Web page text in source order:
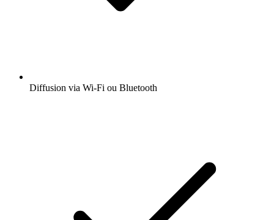
Diffusion via Wi-Fi ou Bluetooth